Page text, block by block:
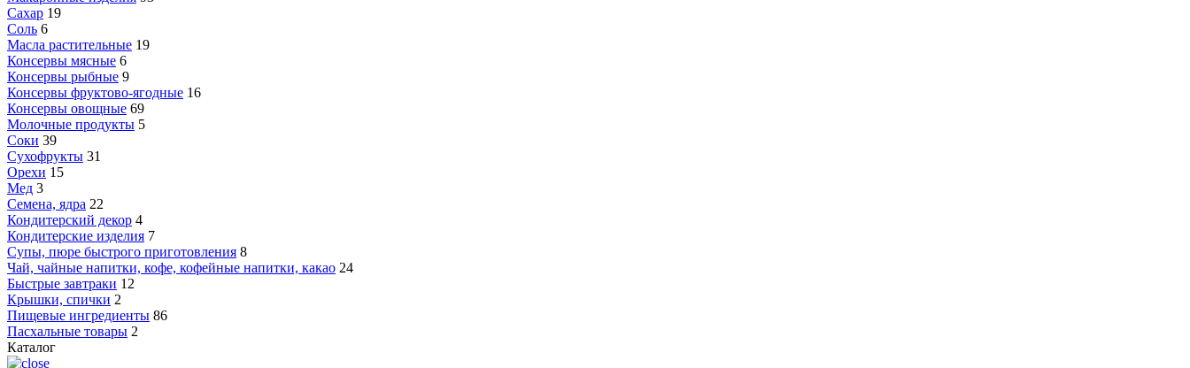
Сахар 19
Соль 6
Масла растительные 19
Консервы мясные 6
Консервы рыбные 9
Консервы фруктово-ягодные 16
Консервы овощные 69
Молочные продукты 5
Соки 39
Сухофрукты 31
Орехи 15
Мед 3
Семена, ядра 22
Кондитерский декор 4
Кондитерские изделия 7
Супы, пюре быстрого приготовления 8
Чай, чайные напитки, кофе, кофейные напитки, какао 24
Быстрые завтраки 12
Крышки, спички 2
Пищевые ингредиенты 86
Пасхальные товары 2
Каталог